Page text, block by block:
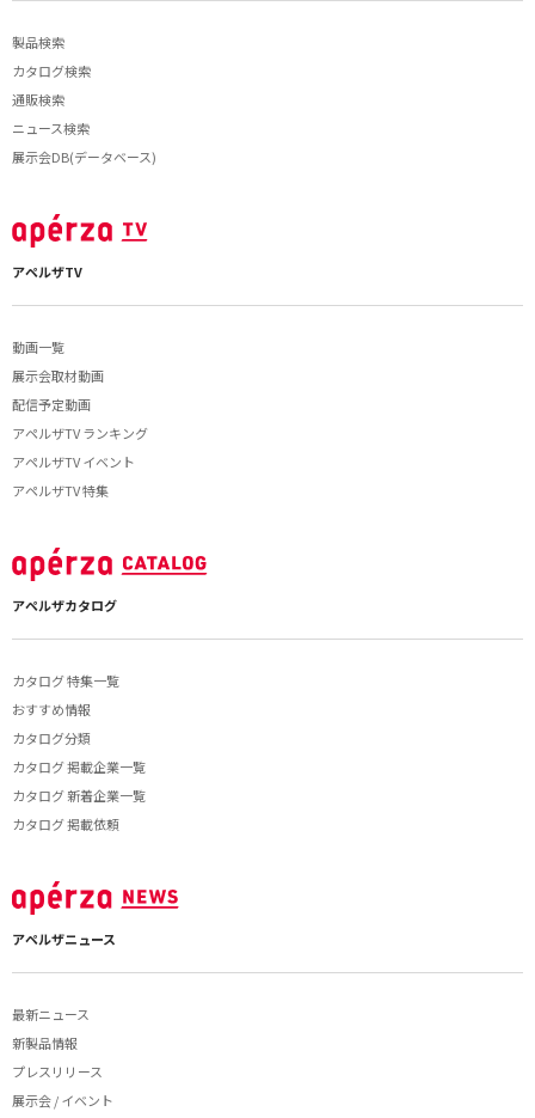
製品検索
カタログ検索
通販検索
ニュース検索
展示会DB(データベース)
アペルザTV
動画一覧
展示会取材動画
配信予定動画
アペルザTV ランキング
アペルザTV イベント
アペルザTV 特集
アペルザカタログ
カタログ 特集一覧
おすすめ情報
カタログ分類
カタログ 掲載企業一覧
カタログ 新着企業一覧
カタログ 掲載依頼
アペルザニュース
最新ニュース
新製品情報
プレスリリース
展示会 / イベント